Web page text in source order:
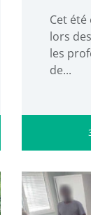
Cet été
lors
les
de...